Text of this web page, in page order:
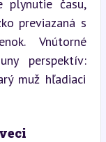
plynutie času,
previazaná s
Vnútorné
perspektív:
muž hľadiaci